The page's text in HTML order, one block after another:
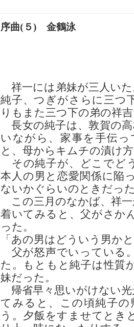
序曲(５) 金鶴泳
祥一には弟妹が三人い
純子、つぎがさらに三つ
りもまた三つ下の弟の祥
長女の純子は、敦賀の
いながら、家事を手伝
と、母からキムチの漬け
その純子が、どこでど
本人の男と恋愛関係に陥
ないかぐらいのときだっ
この三月のなかば、祥
着いてみると、父がさか
った。
「あの男はどういう男か
父が怒声でいっている
た。もともと純子は性質
妹だった。
帰省早々思いがけない
てみると、この頃純子
う。夕飯をすませてとき